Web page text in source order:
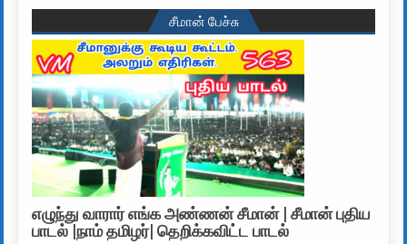
சீமான் பேச்சு
எழுந்து வாரார் எங்க அண்ணன் சீமான் | சீமான் புதிய
பாடல் |நாம் தமிழர்| தெறிக்கவிட்ட பாடல்